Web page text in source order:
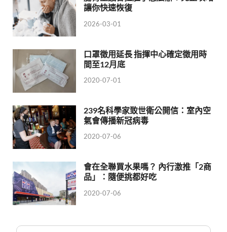
讓你快速恢復
2026-03-01
口罩徵用延長 指揮中心確定徵用時
間至12月底
2020-07-01
239名科學家致世衛公開信：室內空
氣會傳播新冠病毒
2020-07-06
會在全聯買水果嗎？ 內行激推「2商
品」：隨便挑都好吃
2020-07-06